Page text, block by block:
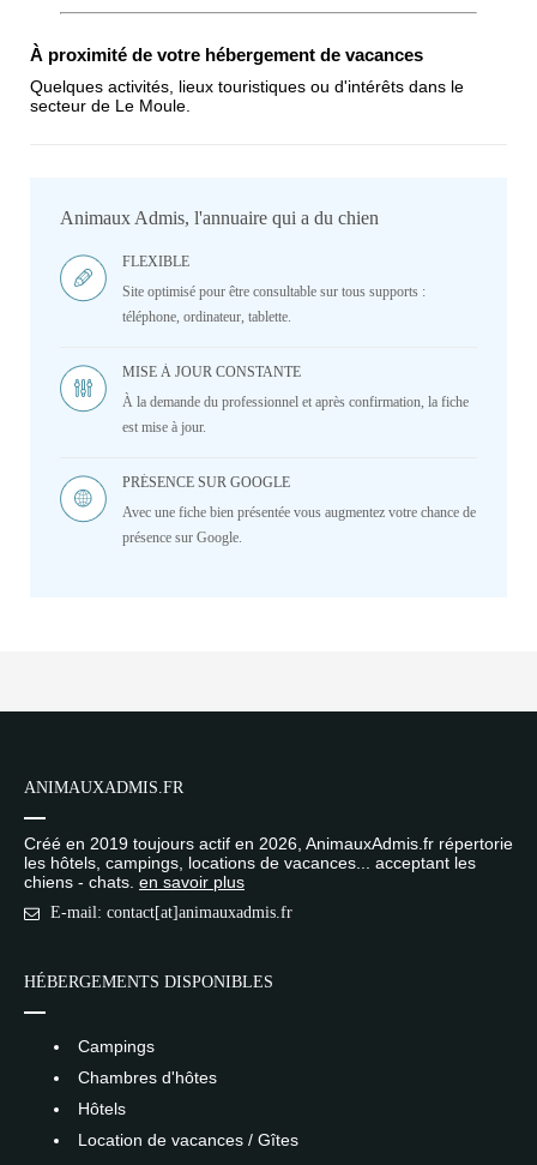
Antispam - Combien font 7x4 (en
chiffres) :
À proximité de votre hébergement de vacances
Quelques activités, lieux touristiques ou d'intérêts dans le
secteur de Le Moule.
Animaux Admis, l'annuaire qui a du chien
FLEXIBLE
Site optimisé pour être consultable sur tous supports :
téléphone, ordinateur, tablette.
MISE À JOUR CONSTANTE
À la demande du professionnel et après confirmation, la fiche
est mise à jour.
PRÉSENCE SUR GOOGLE
Avec une fiche bien présentée vous augmentez votre chance de
présence sur Google.
ANIMAUXADMIS.FR
Créé en 2019 toujours actif en 2026, AnimauxAdmis.fr répertorie
les hôtels, campings, locations de vacances... acceptant les
chiens - chats. en savoir plus
E-mail: contact[at]animauxadmis.fr
HÉBERGEMENTS DISPONIBLES
Campings
Chambres d'hôtes
Hôtels
Location de vacances / Gîtes